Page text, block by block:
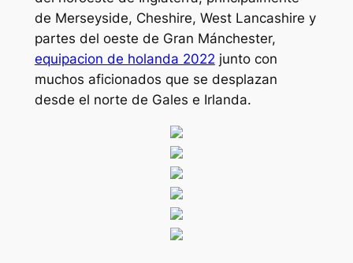
de Merseyside, Cheshire, West Lancashire y
partes del oeste de Gran Mánchester,
equipacion de holanda 2022 junto con
muchos aficionados que se desplazan
desde el norte de Gales e Irlanda.